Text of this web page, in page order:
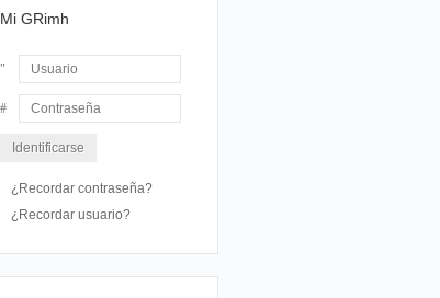
Mi GRimh
Usuario
¿Recordar contraseña?
¿Recordar usuario?